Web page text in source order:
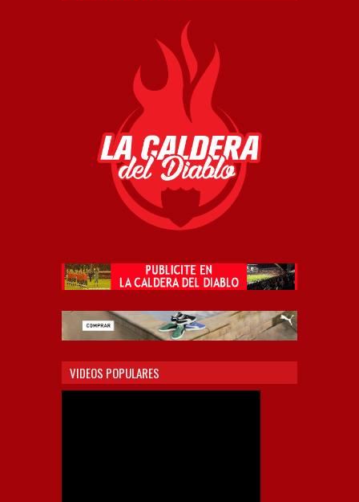
VIDEOS POPULARES